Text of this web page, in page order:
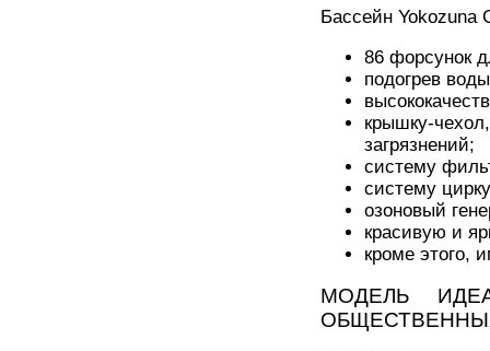
Бассейн Yokozuna
86 форсунок
подогрев
крышку-
загрязнений;
систему
систему
озоновый
красивую и
кроме этого,
МОДЕЛЬ